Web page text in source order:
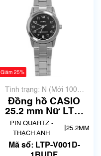
Giảm 25%
Tình trạng: N (Mới 100%
chưa qua sử dụng)
Đồng hồ CASIO
25.2 mm Nữ LTP-
V001D-1BUDF
PIN QUARTZ -
THẠCH ANH
25.2MM
Mã số: LTP-V001D-